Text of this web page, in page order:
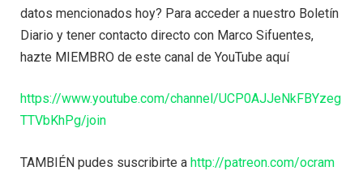
datos mencionados hoy? Para acceder a nuestro Boletín
Diario y tener contacto directo con Marco Sifuentes,
hazte MIEMBRO de este canal de YouTube aquí
https://www.youtube.com/channel/UCP0AJJeNkFBYzeg
TTVbKhPg/join
TAMBIÉN pudes suscribirte a http://patreon.com/ocram